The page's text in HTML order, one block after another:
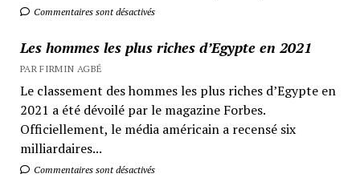
Commentaires sont désactivés
Les hommes les plus riches d’Egypte en 2021
PAR FIRMIN AGBÉ
Le classement des hommes les plus riches d’Egypte en
2021 a été dévoilé par le magazine Forbes.
Officiellement, le média américain a recensé six
milliardaires...
Commentaires sont désactivés